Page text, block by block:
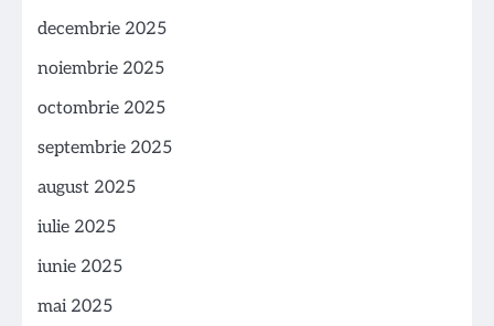
decembrie 2025
noiembrie 2025
octombrie 2025
septembrie 2025
august 2025
iulie 2025
iunie 2025
mai 2025